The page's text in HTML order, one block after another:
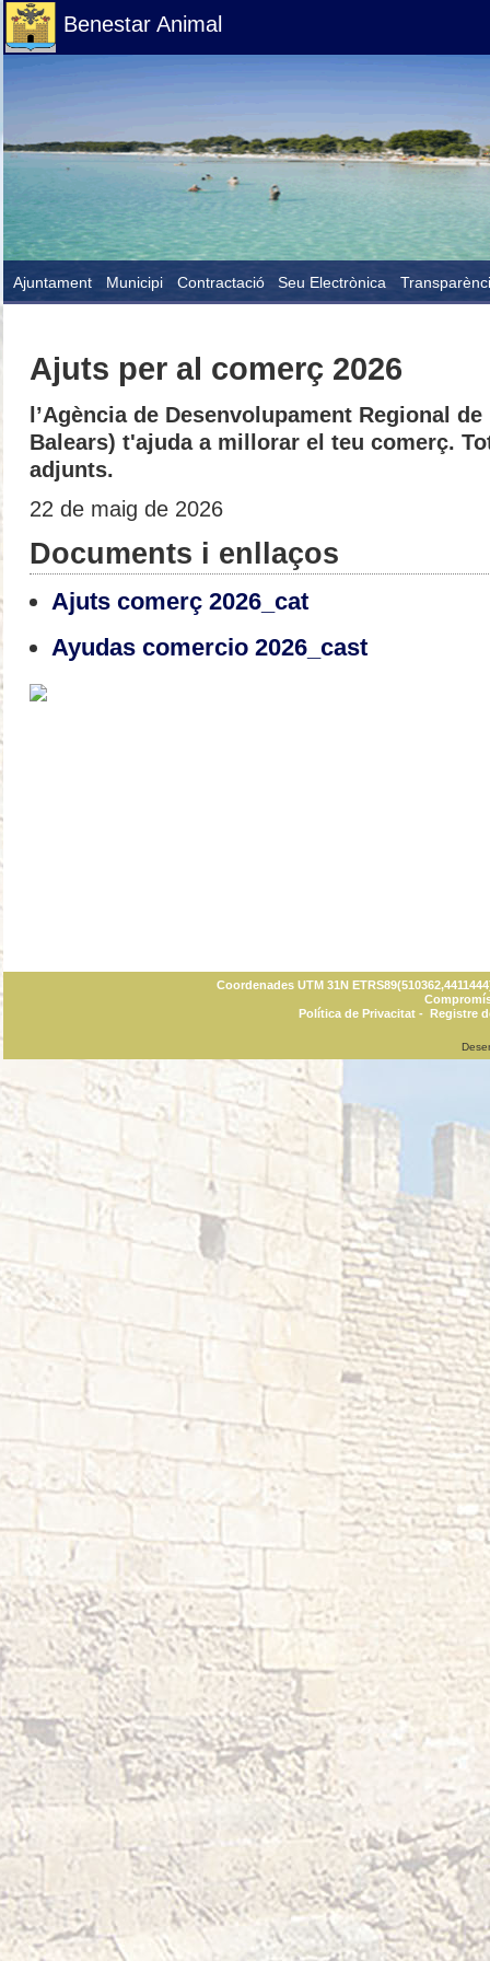
Benestar Animal
Ajuntament Municipi Contractació Seu Electrònica
Ajuts per al comerç 2026
l’Agència de Desenvolupament Regional
Balears) t'ajuda a millorar el teu comerç.
adjunts.
22 de maig de 2026
Documents i enllaços
Ajuts comerç 2026_cat
Ayudas comercio 2026_cast
Coordenades UTM 31N
Política de Privacitat - Registre